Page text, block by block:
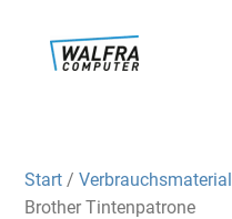
Start /Verbrauchsmaterial
Brother Tintenpatrone